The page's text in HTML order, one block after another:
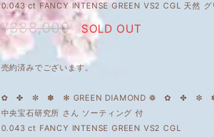
0.043 ct FANCY INTENSE GREEN VS2 CGL 天然 グ
¥388,000 SOLD OUT
売約済みでございます。
✿ ✤ ✼ ✽ ✻ GREEN DIAMOND ❁ ✿ ✤ ✼
中央宝石研究所 さん ソーティング 付
0.043 ct FANCY INTENSE GREEN VS2 CGL